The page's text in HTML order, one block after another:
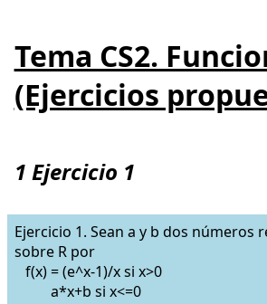
Tema CS2.
(Ejercicios
1 Ejercicio 1
Ejercicio 1. Sean a y b dos números
sobre R por
f(x) = (e^x-1)/x si x>0
a*x+b si x<=0